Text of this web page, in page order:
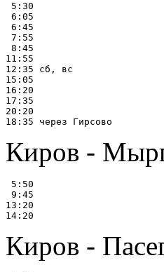
5:30
6:05
6:45
7:55
8:45
11:55
12:35 сб, вс
15:05
16:20
17:35
20:20
Киров -
5:50
9:45
13:20
Киров -